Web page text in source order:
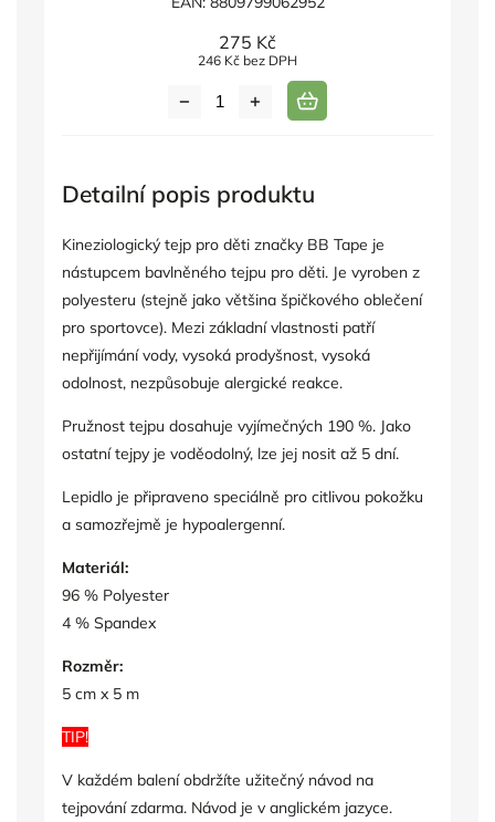
275 Kč
246 Kč bez DPH
Detailní popis produktu
Kineziologický tejp pro děti značky BB Tape je
nástupcem bavlněného tejpu pro děti. Je vyroben z
polyesteru (stejně jako většina špičkového oblečení
pro sportovce). Mezi základní vlastnosti patří
nepřijímání vody, vysoká prodyšnost, vysoká
odolnost, nezpůsobuje alergické reakce.
Pružnost tejpu dosahuje vyjímečných 190 %. Jako
ostatní tejpy je voděodolný, lze jej nosit až 5 dní.
Lepidlo je připraveno speciálně pro citlivou pokožku
a samozřejmě je hypoalergenní.
Materiál:
96 % Polyester
4 % Spandex
Rozměr:
5 cm x 5 m
TIP!
V každém balení obdržíte užitečný návod na
tejpování zdarma. Návod je v anglickém jazyce.